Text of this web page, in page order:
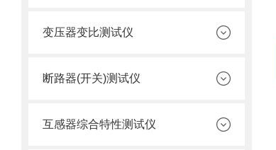
变压器变比测试仪
断路器(开关)测试仪
互感器综合特性测试仪